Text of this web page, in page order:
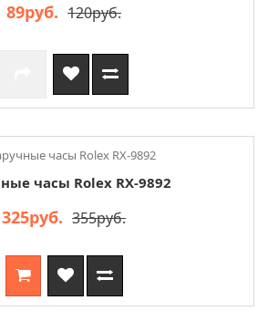
89руб. 120руб.
часы Rolex RX-9892
325руб. 355руб.